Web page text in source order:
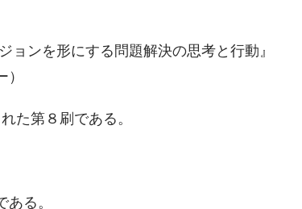
ョンを形にする問題解決の思考と行動』
た第８刷である。
る。